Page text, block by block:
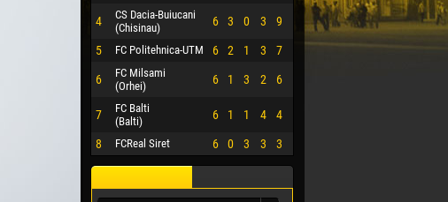
4
CS Dacia-Buiucani
(Chisinau)
6 3 0 3 9
5 FC Politehnica-UTM 6 2 1 3 7
6
FC Milsami
(Orhei)
6 1 3 2 6
7
FC Balti
(Balti)
6 1 1 4 4
8 FCReal Siret 6 0 3 3 3